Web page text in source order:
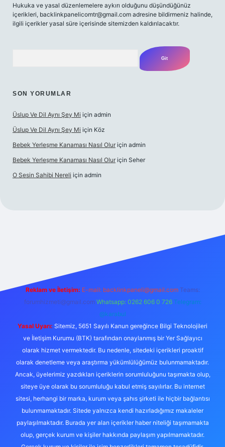
Hukuka ve yasal düzenlemelere aykırı olduğunu düşündüğünüz
içerikleri, backlinkpanelicomtr@gmail.com adresine bildirmeniz halinde,
ilgili içerikler yasal süre içerisinde sitemizden kaldırılacaktır.
SON YORUMLAR
Üslup Ve Dil Aynı Şey Mi için admin
Üslup Ve Dil Aynı Şey Mi için Köz
Bebek Yerleşme Kanaması Nasıl Olur için admin
Bebek Yerleşme Kanaması Nasıl Olur için Seher
O Sesin Sahibi Nereli için admin
Reklam ve İletişim: E-mail: backlinkpaneli@gmail.com Teams:
forumhizmeti@gmail.com Whatsapp: 0262 606 0 726 Telegram:
@karabul
Yasal Uyarı: Sitemiz, 5651 Sayılı Kanun gereğince Bilgi Teknolojileri
ve İletişim Kurumu (BTK) tarafından onaylanmış bir Yer Sağlayıcı
olarak hizmet vermektedir. Bu nedenle, sitedeki içerikleri proaktif
olarak denetleme veya araştırma yükümlülüğümüz bulunmamaktadır.
Ancak, üyelerimiz yazdıkları içeriklerin sorumluluğunu taşımakta olup,
siteye üye olarak bu sorumluluğu kabul etmiş sayılırlar. Bu internet
sitesi, herhangi bir marka, kurum veya şahıs şirketi ile hiçbir bağlantısı
bulunmamaktadır. Sitede yalnızca kendi hazırladığımız makaleler
paylaşılmaktadır. Burada yer alan içerikler haber niteliği taşımamakta
olup, gerçek kurum ve kişiler hakkında paylaşım yapılmamaktadır.